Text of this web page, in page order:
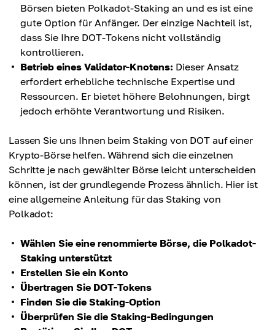
Börsen bieten Polkadot-Staking an und es ist eine
gute Option für Anfänger. Der einzige Nachteil ist,
dass Sie Ihre DOT-Tokens nicht vollständig
kontrollieren.
Betrieb eines Validator-Knotens: Dieser Ansatz
erfordert erhebliche technische Expertise und
Ressourcen. Er bietet höhere Belohnungen, birgt
jedoch erhöhte Verantwortung und Risiken.
Lassen Sie uns Ihnen beim Staking von DOT auf einer
Krypto-Börse helfen. Während sich die einzelnen
Schritte je nach gewählter Börse leicht unterscheiden
können, ist der grundlegende Prozess ähnlich. Hier ist
eine allgemeine Anleitung für das Staking von
Polkadot:
Wählen Sie eine renommierte Börse, die Polkadot-
Staking unterstützt
Erstellen Sie ein Konto
Übertragen Sie DOT-Tokens
Finden Sie die Staking-Option
Überprüfen Sie die Staking-Bedingungen